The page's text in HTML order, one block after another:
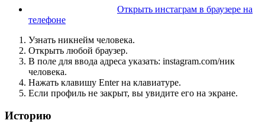
Открыть инстаграм в браузере на
телефоне
Узнать никнейм человека.
Открыть любой браузер.
В поле для ввода адреса указать: instagram.com/ник
человека.
Нажать клавишу Enter на клавиатуре.
Если профиль не закрыт, вы увидите его на экране.
Историю